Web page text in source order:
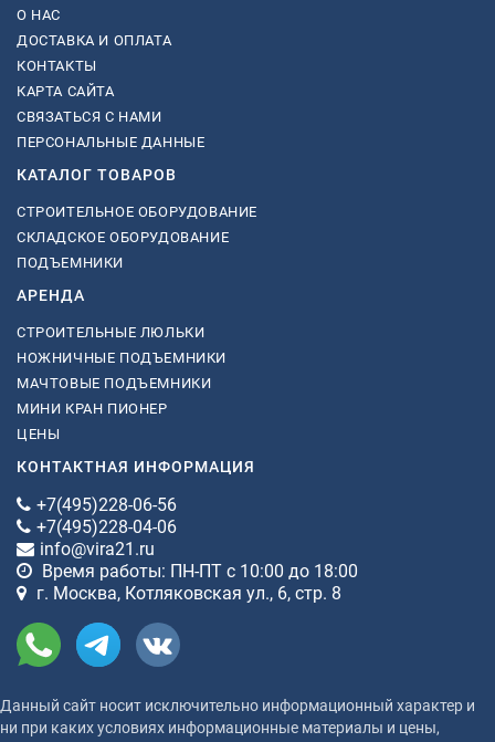
О НАС
ДОСТАВКА И ОПЛАТА
КОНТАКТЫ
КАРТА САЙТА
СВЯЗАТЬСЯ С НАМИ
ПЕРСОНАЛЬНЫЕ ДАННЫЕ
КАТАЛОГ ТОВАРОВ
СТРОИТЕЛЬНОЕ ОБОРУДОВАНИЕ
СКЛАДСКОЕ ОБОРУДОВАНИЕ
ПОДЪЕМНИКИ
АРЕНДА
СТРОИТЕЛЬНЫЕ ЛЮЛЬКИ
НОЖНИЧНЫЕ ПОДЪЕМНИКИ
МАЧТОВЫЕ ПОДЪЕМНИКИ
МИНИ КРАН ПИОНЕР
ЦЕНЫ
КОНТАКТНАЯ ИНФОРМАЦИЯ
+7(495)228-06-56
+7(495)228-04-06
info@vira21.ru
Время работы: ПН-ПТ с 10:00 до 18:00
г. Москва, Котляковская ул., 6, стр. 8
Данный сайт носит исключительно информационный характер и
ни при каких условиях информационные материалы и цены,